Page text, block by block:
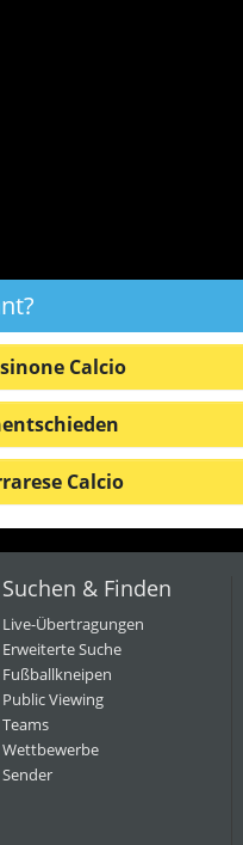
Calcio
Calcio
Suchen & Finden
Live-Übertragungen
Erweiterte Suche
Fußballkneipen
Public Viewing
Teams
Wettbewerbe
Sender